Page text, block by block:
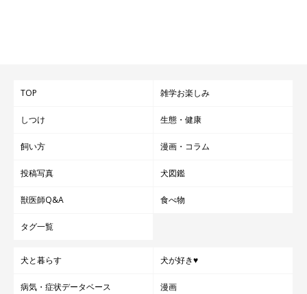
TOP 雑学お楽しみ
しつけ 生態・健康
飼い方 漫画・コラム
投稿写真 犬図鑑
獣医師Q&A 食べ物
タグ一覧
犬と暮らす 犬が好き♥
病気・症状データベース 漫画